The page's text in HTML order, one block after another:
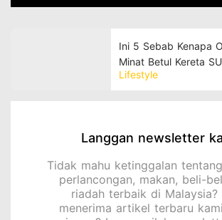
Lifestyle
Ini 5 Sebab Kenapa
Minat Betul Kereta
Langgan newsletter
Tidak mahu ketinggalan
perlancongan, makan, beli-
riadah terbaik di Malaysia?
menerima artikel terbaru